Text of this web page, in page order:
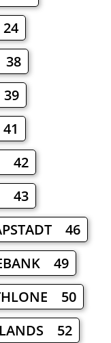
38
42
43
46
49
50
52